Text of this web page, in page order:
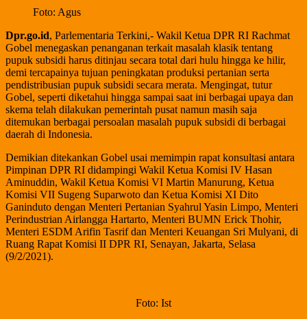
Foto: Agus
Dpr.go.id, Parlementaria Terkini,- Wakil Ketua DPR RI Rachmat
Gobel menegaskan penanganan terkait masalah klasik tentang
pupuk subsidi harus ditinjau secara total dari hulu hingga ke hilir,
demi tercapainya tujuan peningkatan produksi pertanian serta
pendistribusian pupuk subsidi secara merata. Mengingat, tutur
Gobel, seperti diketahui hingga sampai saat ini berbagai upaya dan
skema telah dilakukan pemerintah pusat namun masih saja
ditemukan berbagai persoalan masalah pupuk subsidi di berbagai
daerah di Indonesia.
Demikian ditekankan Gobel usai memimpin rapat konsultasi antara
Pimpinan DPR RI didampingi Wakil Ketua Komisi IV Hasan
Aminuddin, Wakil Ketua Komisi VI Martin Manurung, Ketua
Komisi VII Sugeng Suparwoto dan Ketua Komisi XI Dito
Ganinduto dengan Menteri Pertanian Syahrul Yasin Limpo, Menteri
Perindustrian Airlangga Hartarto, Menteri BUMN Erick Thohir,
Menteri ESDM Arifin Tasrif dan Menteri Keuangan Sri Mulyani, di
Ruang Rapat Komisi II DPR RI, Senayan, Jakarta, Selasa
(9/2/2021).
Foto: Ist